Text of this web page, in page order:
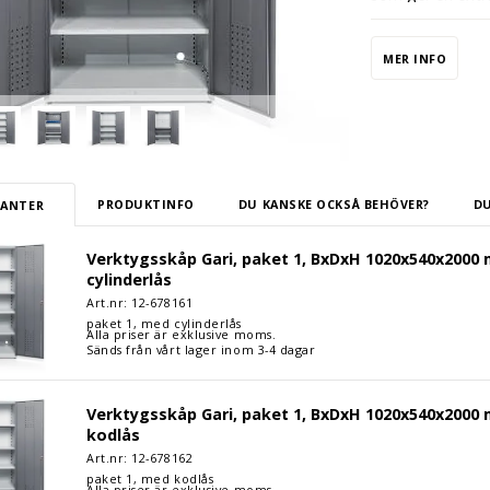
intervall.
Välj mellan
MER INFO
PRODUKTINFO DU KANSKE OCKSÅ BEHÖVER?
Gari, paket 1, BxDxH 1020x540x2000 mm, max 500 kg, grå,
Verktygsskåp Gari, paket 1, BxDxH 1020x540x2000
cylinderlås
Art.nr: 12-678161
paket 1, med cylinderlås
Alla priser är exklusive moms.
Sänds från vårt lager inom 3-4 dagar
Gari, paket 1, BxDxH 1020x540x2000 mm, max 500 kg, grå,
Verktygsskåp Gari, paket 1, BxDxH 1020x540x2000
kodlås
Art.nr: 12-678162
paket 1, med kodlås